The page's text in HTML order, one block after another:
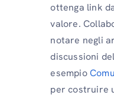
ottenga link
valore.
notare negli
discussioni
esempio
per costruire